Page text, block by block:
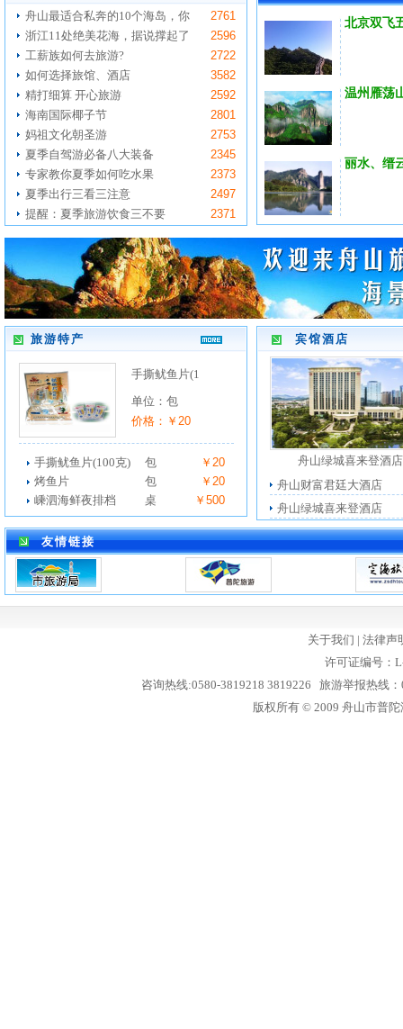
舟山最适合私奔的10个海岛，你
2761
浙江11处绝美花海，据说撑起了
2596
工薪族如何去旅游?
2722
如何选择旅馆、酒店
3582
精打细算 开心旅游
2592
海南国际椰子节
2801
妈祖文化朝圣游
2753
夏季自驾游必备八大装备
2345
专家教你夏季如何吃水果
2373
夏季出行三看三注意
2497
提醒：夏季旅游饮食三不要
2371
北京双飞
温州雁荡
丽水、缙
旅游特产
手撕鱿鱼片(1
单位：包
价格：￥20
手撕鱿鱼片(100克) 包
￥20
烤鱼片
包
￥20
嵊泗海鲜夜排档
桌 ￥500
宾馆酒店
舟山绿城喜来登酒店
舟山财富君廷大酒店
舟山绿城喜来登酒店
友情链接
关于我们 | 法律声
许可证编号：
咨询热线:0580-3819218 3819226 旅游举报热线
版权所有 © 2009 舟山市普